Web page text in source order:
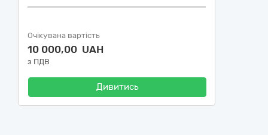
Очікувана вартість
10 000,00 UAH
з ПДВ
Дивитись